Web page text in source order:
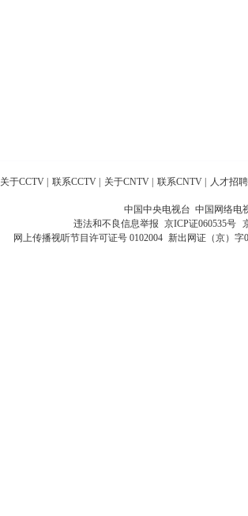
关于CCTV 联系CCTV 关于CNTV 联系CNTV 人才招聘
中国中央电视台 中国网络电
违法和不良信息举报 京ICP证060535号
网上传播视听节目许可证号 0102004 新出网证（京）